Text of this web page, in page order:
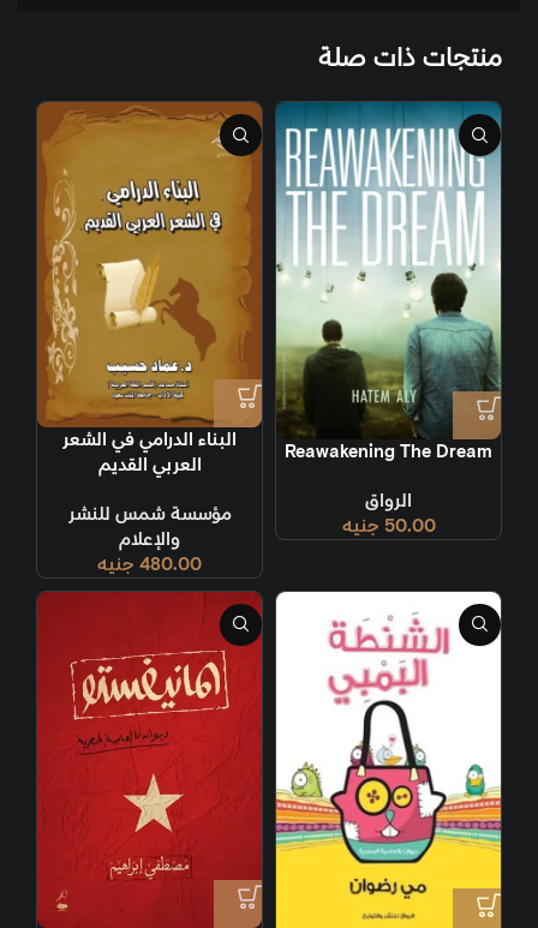
منتجات ذات صلة
Reawakening The Dream
الرواق
50.00 جنيه
البناء الدرامي في الشعر
العربي القديم
مؤسسة شمس للنشر
والإعلام
480.00 جنيه